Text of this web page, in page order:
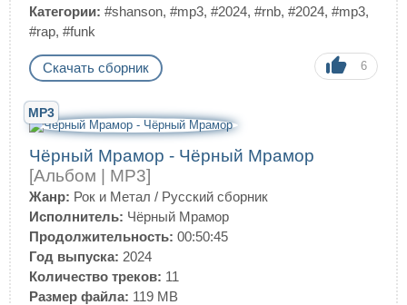
Категории: #shanson, #mp3, #2024, #rnb, #2024, #mp3,
#rap, #funk
Скачать сборник 6
MP3
Чёрный Мрамор - Чёрный Мрамор
[Альбом | MP3]
Жанр: Рок и Метал / Русский сборник
Исполнитель: Чёрный Мрамор
Продолжительность: 00:50:45
Год выпуска: 2024
Количество треков: 11
Размер файла: 119 MB